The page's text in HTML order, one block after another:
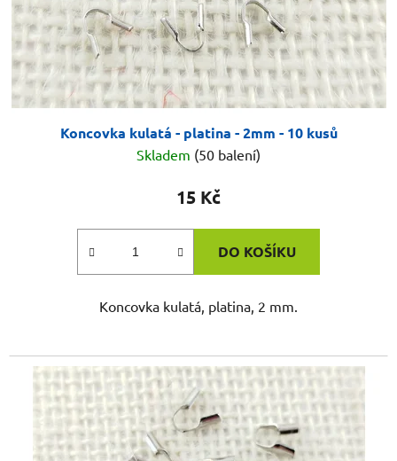
Koncovka kulatá - platina - 2mm - 10 kusů
Skladem (50 balení)
15 Kč
DO KOŠÍKU
Koncovka kulatá, platina, 2 mm.